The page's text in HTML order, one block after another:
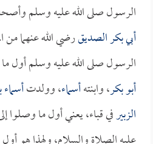
الرسول صلى الله عليه وسلم
أبي بكر الصديقرضي الله عنهما
الرسول صلى الله عليه وسلم أول
أبو بكر، وابنتهأسماء، وولدت
الزبيرفي قباء، يعني أول ما وصلوا